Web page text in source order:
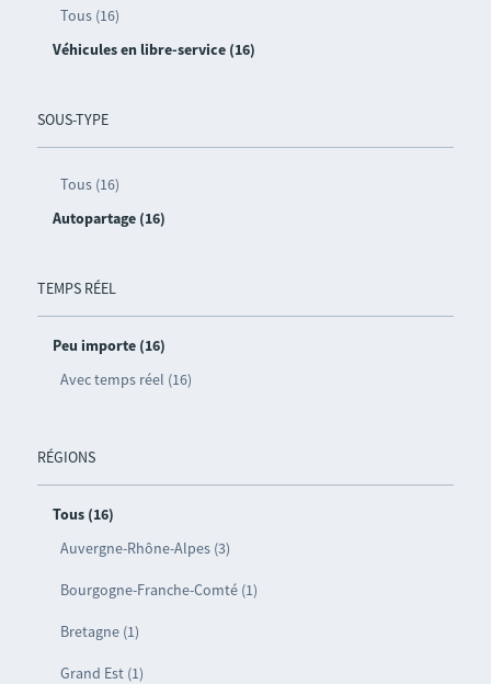
Tous (16)
Véhicules en libre-service (16)
SOUS-TYPE
Tous (16)
Autopartage (16)
TEMPS RÉEL
Peu importe (16)
Avec temps réel (16)
RÉGIONS
Tous (16)
Auvergne-Rhône-Alpes (3)
Bourgogne-Franche-Comté (1)
Bretagne (1)
Grand Est (1)